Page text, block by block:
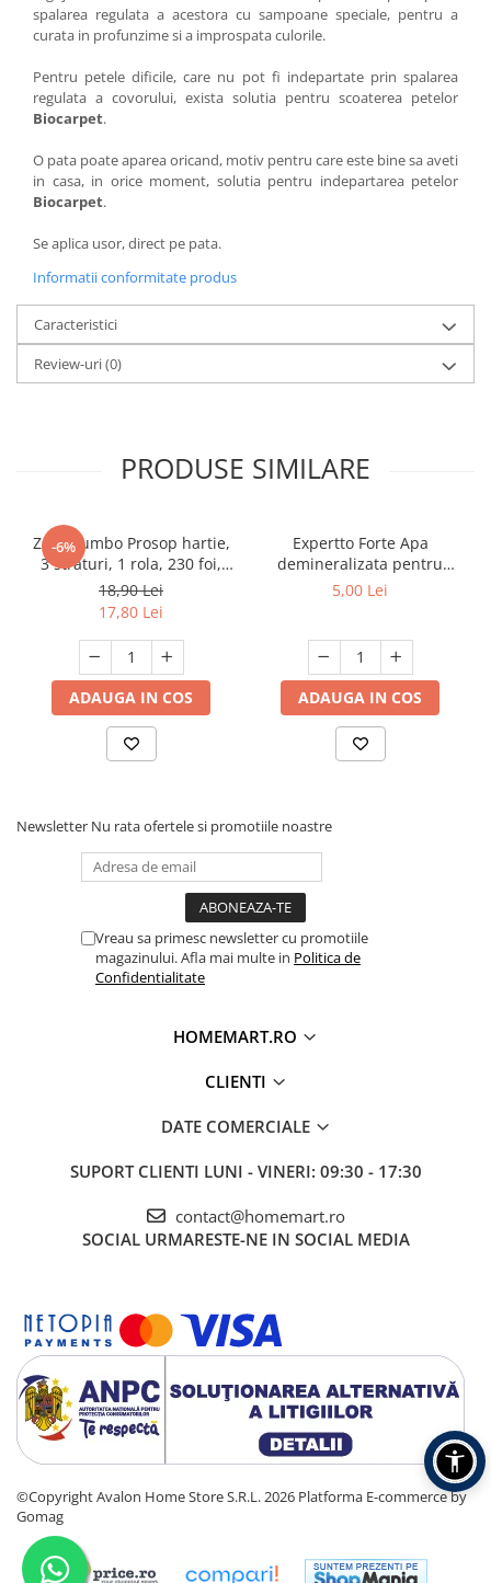
spalarea regulata a acestora cu sampoane speciale, pentru a
curata in profunzime si a improspata culorile.
Pentru petele dificile, care nu pot fi indepartate prin spalarea
regulata a covorului, exista solutia pentru scoaterea petelor
Biocarpet.
O pata poate aparea oricand, motiv pentru care este bine sa aveti
in casa, in orice moment, solutia pentru indepartarea petelor
Biocarpet.
Se aplica usor, direct pe pata.
Informatii conformitate produs
Caracteristici
Review-uri(0)
PRODUSE SIMILARE
-6%
Zewa Jumbo Prosop hartie,
3 straturi, 1 rola, 230 foi,
Premium Expert
18,90 Lei
17,80 Lei
ADAUGA IN COS
Expertto Forte Apa
demineralizata pentru
fierul de calcat, 1 L, Floral
5,00 Lei
ADAUGA IN COS
Newsletter Nu rata ofertele si promotiile noastre
Vreau sa primesc newsletter cu promotiile
magazinului. Afla mai multe in Politica de
Confidentialitate
HOMEMART.RO
CLIENTI
DATE COMERCIALE
SUPORT CLIENTI LUNI - VINERI: 09:30 - 17:30
contact@homemart.ro
SOCIAL URMARESTE-NE IN SOCIAL MEDIA
©Copyright Avalon Home Store S.R.L. 2026 Platforma E-commerce by
Gomag